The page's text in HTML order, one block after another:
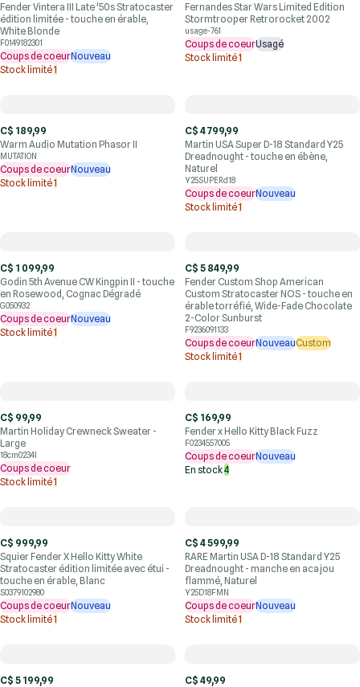
Fender Vintera III Late '50s Stratocaster
édition limitée - touche en érable,
White Blonde
F0149182301
Coups de coeurNouveau
Stock limité1
Fernandes Star Wars Limited Edition
Stormtrooper Retrorocket 2002
usage-761
Coups de coeurUsagé
Stock limité1
C$ 189,99
Warm Audio Mutation Phasor II
MUTATION
Coups de coeurNouveau
Stock limité1
C$ 4 799,99
Martin USA Super D-18 Standard Y25
Dreadnought - touche en ébène,
Naturel
Y25SUPERd18
Coups de coeurNouveau
Stock limité1
C$ 1 099,99
Godin 5th Avenue CW Kingpin II - touche
en Rosewood, Cognac Dégradé
G050932
Coups de coeurNouveau
Stock limité1
C$ 5 849,99
Fender Custom Shop American
Custom Stratocaster NOS - touche en
érable torréfié, Wide-Fade Chocolate
2-Color Sunburst
F9236091133
Coups de coeurNouveauCustom
Stock limité1
C$ 99,99
Martin Holiday Crewneck Sweater -
Large
18cm0234l
Coups de coeur
Stock limité1
C$ 169,99
Fender x Hello Kitty Black Fuzz
F0234557005
Coups de coeurNouveau
En stock4
C$ 999,99
Squier Fender X Hello Kitty White
Stratocaster édition limitée avec étui -
touche en érable, Blanc
S0379102980
Coups de coeurNouveau
Stock limité1
C$ 4 599,99
RARE Martin USA D-18 Standard Y25
Dreadnought - manche en acajou
flammé, Naturel
Y25D18FMN
Coups de coeurNouveau
Stock limité1
C$ 5 199,99
C$ 49,99